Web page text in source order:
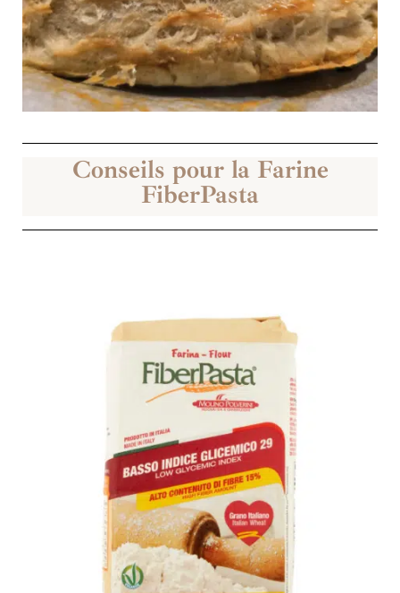
Conseils pour la Farine
FiberPasta